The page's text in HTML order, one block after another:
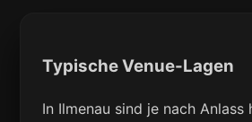
Typische Venue-Lagen
In Ilmenau sind je nach Anlass